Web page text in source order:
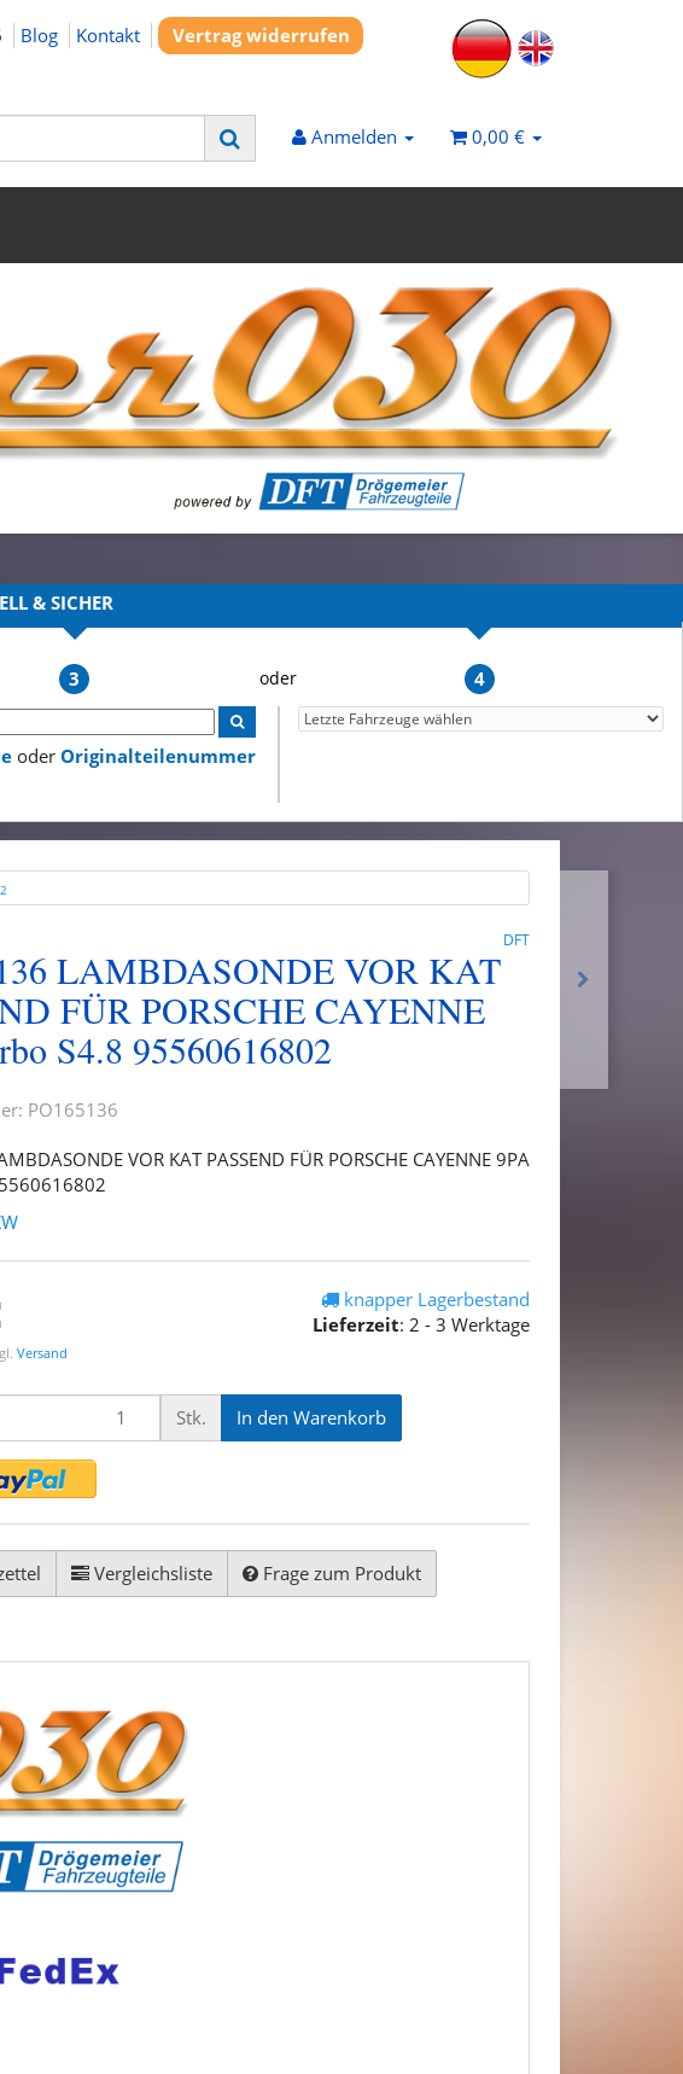
Blog Kontakt Vertrag widerrufen
Anmelden 0,00 €
& SICHER
3
oder Originalteilenummer
4
DFT
LAMBDASONDE VOR KAT
FÜR PORSCHE CAYENNE
S4.8 95560616802
PO165136
VOR KAT PASSEND FÜR PORSCHE CAYENNE 9PA
Versand
knapper Lagerbestand
Lieferzeit: 2 - 3 Werktage
Stk. In den Warenkorb
Vergleichsliste Frage zum Produkt